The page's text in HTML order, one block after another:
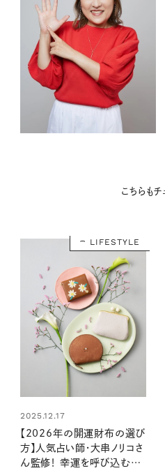
こちらもチ
LIFESTYLE
2025.12.17
【2026年の開運財布の選び
方】人気占い師・大串ノリコさ
ん監修！ 幸運を呼び込む注